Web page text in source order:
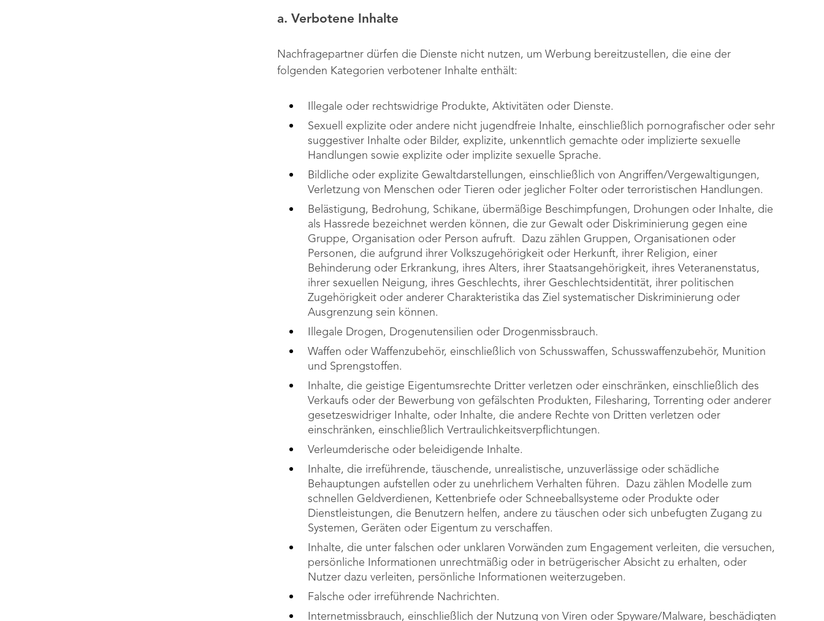
a. Verbotene Inhalte
Nachfragepartner dürfen die Dienste nicht nutzen, um Werbung bereitzustellen, die eine der
folgenden Kategorien verbotener Inhalte enthält:
Illegale oder rechtswidrige Produkte, Aktivitäten oder Dienste.
Sexuell explizite oder andere nicht jugendfreie Inhalte, einschließlich pornografischer oder sehr
suggestiver Inhalte oder Bilder, explizite, unkenntlich gemachte oder implizierte sexuelle
Handlungen sowie explizite oder implizite sexuelle Sprache.
Bildliche oder explizite Gewaltdarstellungen, einschließlich von Angriffen/Vergewaltigungen,
Verletzung von Menschen oder Tieren oder jeglicher Folter oder terroristischen Handlungen.
Belästigung, Bedrohung, Schikane, übermäßige Beschimpfungen, Drohungen oder Inhalte, die
als Hassrede bezeichnet werden können, die zur Gewalt oder Diskriminierung gegen eine
Gruppe, Organisation oder Person aufruft. Dazu zählen Gruppen, Organisationen oder
Personen, die aufgrund ihrer Volkszugehörigkeit oder Herkunft, ihrer Religion, einer
Behinderung oder Erkrankung, ihres Alters, ihrer Staatsangehörigkeit, ihres Veteranenstatus,
ihrer sexuellen Neigung, ihres Geschlechts, ihrer Geschlechtsidentität, ihrer politischen
Zugehörigkeit oder anderer Charakteristika das Ziel systematischer Diskriminierung oder
Ausgrenzung sein können.
Illegale Drogen, Drogenutensilien oder Drogenmissbrauch.
Waffen oder Waffenzubehör, einschließlich von Schusswaffen, Schusswaffenzubehör, Munition
und Sprengstoffen.
Inhalte, die geistige Eigentumsrechte Dritter verletzen oder einschränken, einschließlich des
Verkaufs oder der Bewerbung von gefälschten Produkten, Filesharing, Torrenting oder anderer
gesetzeswidriger Inhalte, oder Inhalte, die andere Rechte von Dritten verletzen oder
einschränken, einschließlich Vertraulichkeitsverpflichtungen.
Verleumderische oder beleidigende Inhalte.
Inhalte, die irreführende, täuschende, unrealistische, unzuverlässige oder schädliche
Behauptungen aufstellen oder zu unehrlichem Verhalten führen. Dazu zählen Modelle zum
schnellen Geldverdienen, Kettenbriefe oder Schneeballsysteme oder Produkte oder
Dienstleistungen, die Benutzern helfen, andere zu täuschen oder sich unbefugten Zugang zu
Systemen, Geräten oder Eigentum zu verschaffen.
Inhalte, die unter falschen oder unklaren Vorwänden zum Engagement verleiten, die versuchen,
persönliche Informationen unrechtmäßig oder in betrügerischer Absicht zu erhalten, oder
Nutzer dazu verleiten, persönliche Informationen weiterzugeben.
Falsche oder irreführende Nachrichten.
Internetmissbrauch, einschließlich der Nutzung von Viren oder Spyware/Malware, beschädigten